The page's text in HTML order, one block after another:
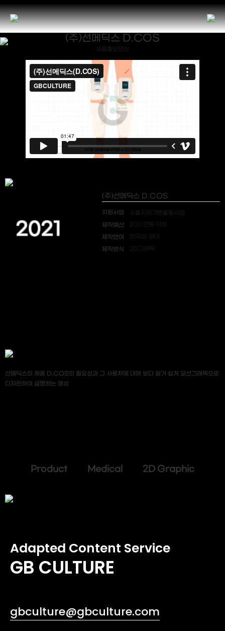
(주)선메딕스 D.COS
제품홍보영상
2021
(주)선메딕스 D.COS
지원사업 수출지원기반활용사업
제작예산 800 만원 이하
제작언어 한국어, 영어
제작방식 2D그래픽
선메딕스의 제품 D.COS의 필요성과 그 사용처에 대해 보다 알기 쉽게 모션그래픽으로
디자인하여 설명하는 영상
Product Medical 2D Graphic
Adapted Content Service
GB CULTURE
gbculture@gbculture.com